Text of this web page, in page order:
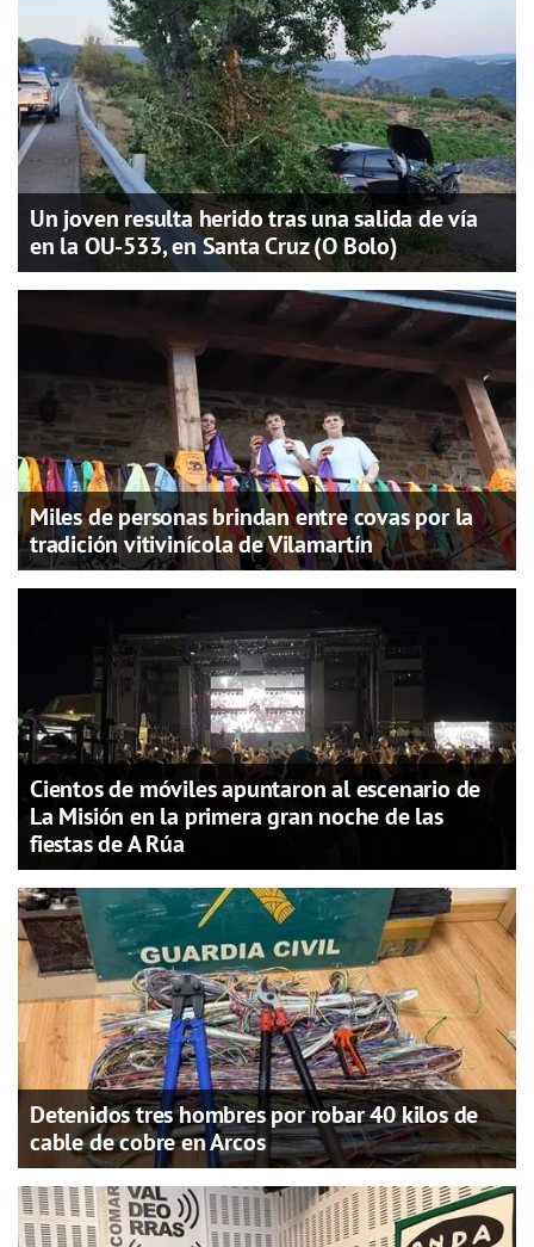
Un joven resulta herido tras una salida de vía
en la OU-533, en Santa Cruz (O Bolo)
Miles de personas brindan entre covas por la
tradición vitivinícola de Vilamartín
Cientos de móviles apuntaron al escenario de
La Misión en la primera gran noche de las
fiestas de A Rúa
Detenidos tres hombres por robar 40 kilos de
cable de cobre en Arcos